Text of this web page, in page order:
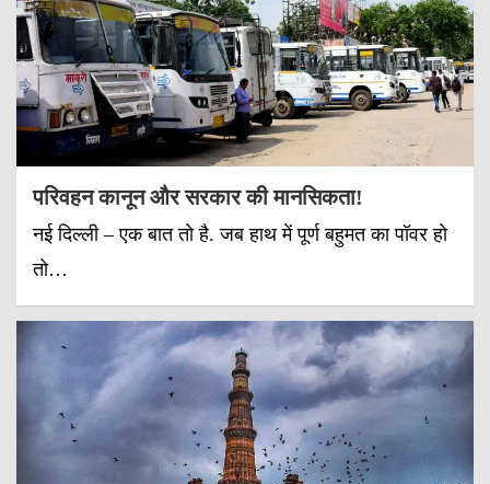
परिवहन कानून और सरकार की मानसिकता!
नई दिल्ली – एक बात तो है. जब हाथ में पूर्ण बहुमत का पॉवर हो
तो…